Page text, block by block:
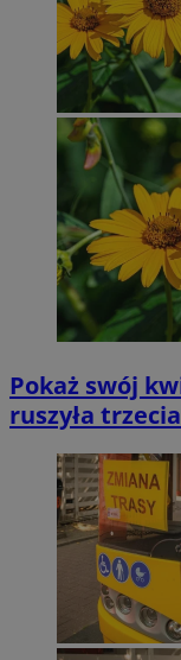
Pokaż swój
ruszyła